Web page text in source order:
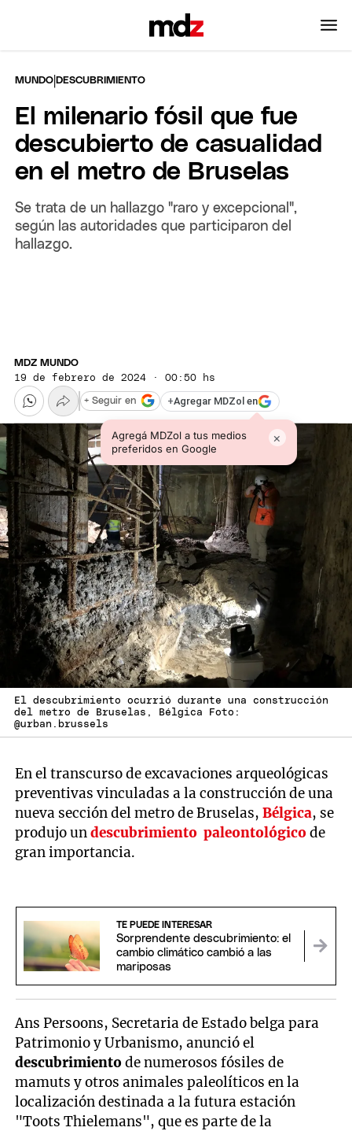
MUNDO |DESCUBRIMIENTO
El milenario fósil que fue
descubierto de casualidad
en el metro de Bruselas
Se trata de un hallazgo "raro y excepcional",
según las autoridades que participaron del
hallazgo.
MDZ MUNDO
19 de febrero de 2024 · 00:50 hs
+Agregar MDZol en
Agregá MDZol a tus medios
preferidos en Google
×
+ Seguir en
El descubrimiento ocurrió durante una construcción
del metro de Bruselas, Bélgica Foto:
@urban.brussels
En el transcurso de excavaciones arqueológicas
preventivas vinculadas a la construcción de una
nueva sección del metro de Bruselas,Bélgica, se
produjo undescubrimiento paleontológicode
gran importancia.
TE PUEDE INTERESAR
Sorprendente descubrimiento: el
cambio climático cambió a las
mariposas
Ans Persoons, Secretaria de Estado belga para
Patrimonio y Urbanismo, anunció el
descubrimientode numerosos fósiles de
mamuts y otros animales paleolíticos en la
localización destinada a la futura estación
"Toots Thielemans", que es parte de la